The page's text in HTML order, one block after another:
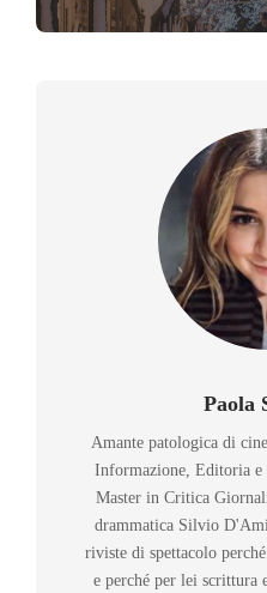
Paola
Amante patologica di
Informazione, Editoria e
Master in Critica
drammatica Silvio
riviste di spettacolo
e perché per lei scrittura